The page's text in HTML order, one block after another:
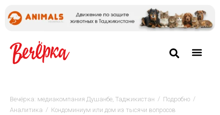
Вечёрка: медиакомпания Душанбе, Таджикистан / Подробно /
Аналитика / Кондоминиум или дом из тысячи вопросов